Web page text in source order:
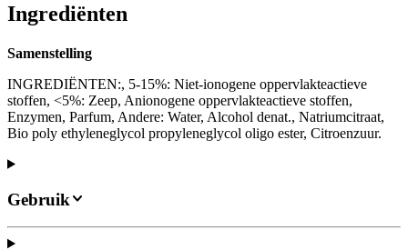
Ingrediënten
Samenstelling
INGREDIËNTEN:, 5-15%: Niet-ionogene oppervlakteactieve
stoffen, <5%: Zeep, Anionogene oppervlakteactieve stoffen,
Enzymen, Parfum, Andere: Water, Alcohol denat., Natriumcitraat,
Bio poly ethyleneglycol propyleneglycol oligo ester, Citroenzuur.
Gebruik